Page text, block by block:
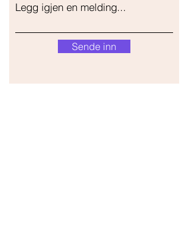
Legg igjen en melding...
Sende inn